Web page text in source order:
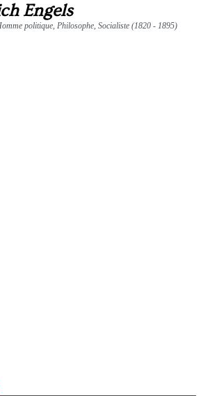
Engels
politique, Philosophe, Socialiste (1820 - 1895)